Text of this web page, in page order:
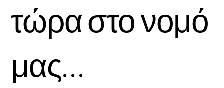
τώρα στο νομό
μας…